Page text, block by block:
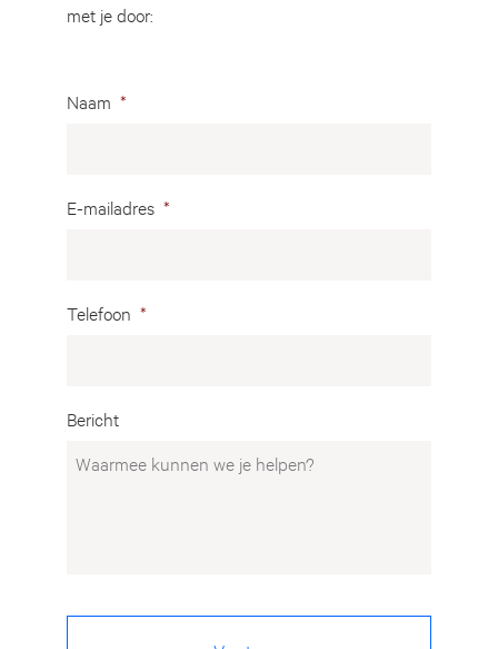
met je door:
Naam *
E-mailadres *
Telefoon *
Bericht